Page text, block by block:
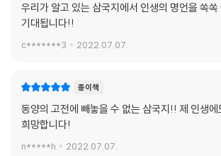
우리가 알고 있는 삼국지에서 인생의 명언을 쏙
기대됩니다!!
c*******3 2022.07.07.
종이책
동양의 고전에 빼놓을 수 없는 삼국지!! 제 인생에
희망합니다!
n*****h 2022.07.07.